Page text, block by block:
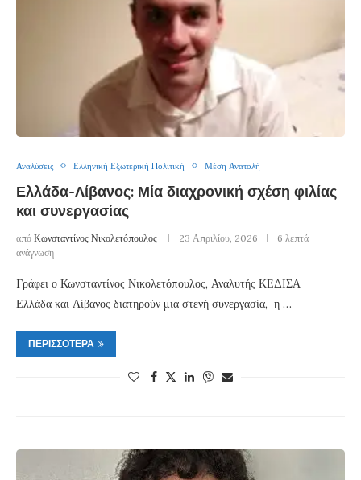
Αναλύσεις Ελληνική Εξωτερική Πολιτική Μέση Ανατολή
Ελλάδα-Λίβανος: Μία διαχρονική σχέση φιλίας
και συνεργασίας
από Κωνσταντίνος Νικολετόπουλος 23 Απριλίου, 2026
6 λεπτά
ανάγνωση
Γράφει ο Κωνσταντίνος Νικολετόπουλος, Αναλυτής ΚΕΔΙΣΑ
Ελλάδα και Λίβανος διατηρούν μια στενή συνεργασία, η …
ΠΕΡΙΣΣΌΤΕΡΑ